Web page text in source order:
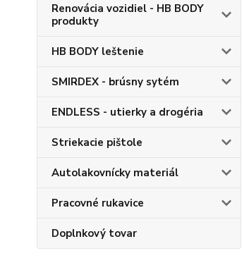
Renovácia vozidiel - HB BODY
produkty
HB BODY leštenie
SMIRDEX - brúsny sytém
ENDLESS - utierky a drogéria
Striekacie pištole
Autolakovnícky materiál
Pracovné rukavice
Doplnkový tovar